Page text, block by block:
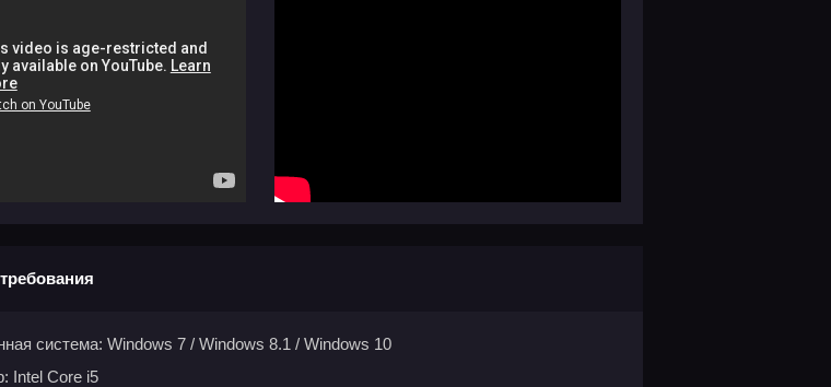
система: Windows 7 / Windows 8.1 / Windows 10
Intel Core i5